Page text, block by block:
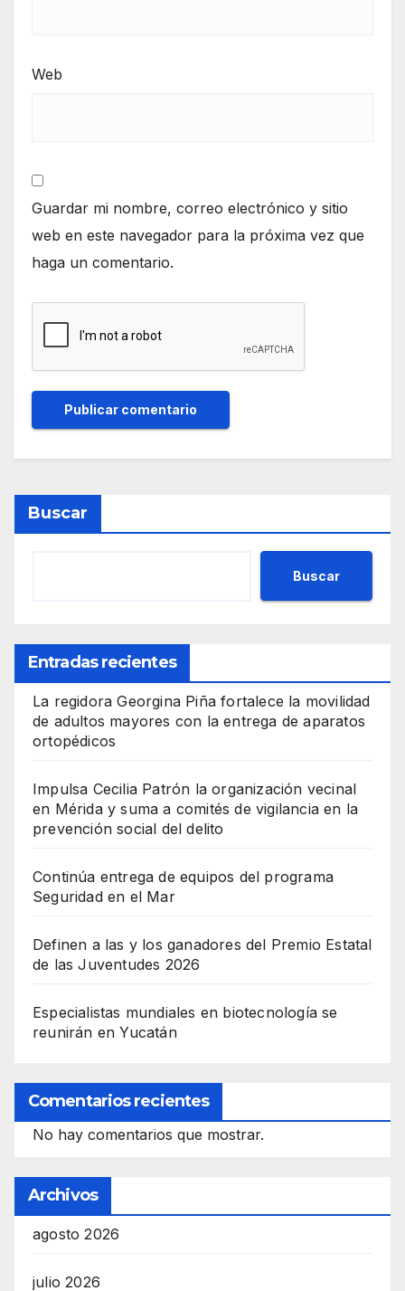
Web
Guardar mi nombre, correo electrónico y sitio
web en este navegador para la próxima vez que
haga un comentario.
Buscar
Buscar
Entradas recientes
La regidora Georgina Piña fortalece la movilidad
de adultos mayores con la entrega de aparatos
ortopédicos
Impulsa Cecilia Patrón la organización vecinal
en Mérida y suma a comités de vigilancia en la
prevención social del delito
Continúa entrega de equipos del programa
Seguridad en el Mar
Definen a las y los ganadores del Premio Estatal
de las Juventudes 2026
Especialistas mundiales en biotecnología se
reunirán en Yucatán
Comentarios recientes
No hay comentarios que mostrar.
Archivos
agosto 2026
julio 2026